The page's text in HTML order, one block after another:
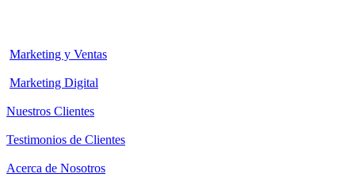
Marketing y Ventas
Marketing Digital
Nuestros Clientes
Testimonios de Clientes
Acerca de Nosotros